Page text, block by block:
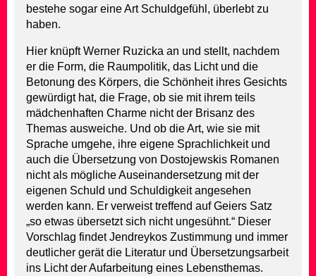
bestehe sogar eine Art Schuldgefühl, überlebt zu
haben.
Hier knüpft Werner Ruzicka an und stellt, nachdem
er die Form, die Raumpolitik, das Licht und die
Betonung des Körpers, die Schönheit ihres Gesichts
gewürdigt hat, die Frage, ob sie mit ihrem teils
mädchenhaften Charme nicht der Brisanz des
Themas ausweiche. Und ob die Art, wie sie mit
Sprache umgehe, ihre eigene Sprachlichkeit und
auch die Übersetzung von Dostojewskis Romanen
nicht als mögliche Auseinandersetzung mit der
eigenen Schuld und Schuldigkeit angesehen
werden kann. Er verweist treffend auf Geiers Satz
„so etwas übersetzt sich nicht ungesühnt.“ Dieser
Vorschlag findet Jendreykos Zustimmung und immer
deutlicher gerät die Literatur und Übersetzungsarbeit
ins Licht der Aufarbeitung eines Lebensthemas.